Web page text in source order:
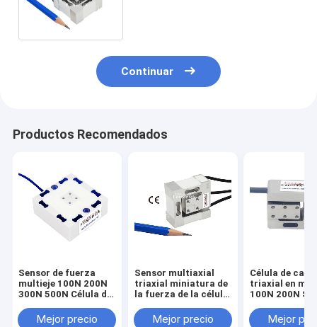
Continuar
Productos Recomendados
Sensor de fuerza
multieje 100N 200N
300N 500N Célula de
3A60AMejor precio
Sensor multiaxial
triaxial miniatura de
la fuerza de la célula
20N 10NMejor precio
Célula de
triaxial en
100N 200N
pequeño 500N
Mejor